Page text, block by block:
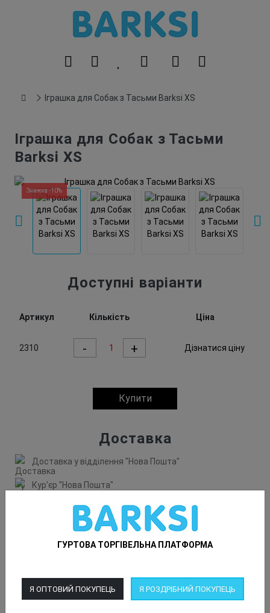
ГУРТОВА ТОРГІВЕЛЬНА ПЛАТФОРМА
Я ОПТОВИЙ ПОКУПЕЦЬ Я РОЗДРІБНИЙ ПОКУПЕЦЬ
Іграшка для Собак з Тасьми Barksi XS
Іграшка для Собак з Тасьми
Barksi XS
Знижка -10%
Доступні варіанти
Артикул Кількість Ціна
2310 - + Дізнатися ціну
Купити
Доставка
Доставка у відділення "Нова Пошта"
Кур'єр "Нова Пошта"
Поштомат "Нова Пошта"
Доставка у відділення "Meest"
Доставка у відділення "Укрпошта"
Кур'єр "Укрпошта"